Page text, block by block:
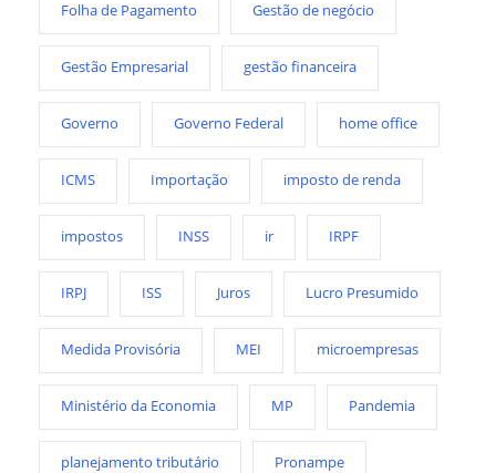
Folha de Pagamento Gestão de negócio
Gestão Empresarial gestão financeira
Governo Governo Federal home office
ICMS Importação imposto de renda
impostos INSS ir IRPF
IRPJ ISS Juros Lucro Presumido
Medida Provisória MEI microempresas
Ministério da Economia MP Pandemia
planejamento tributário Pronampe